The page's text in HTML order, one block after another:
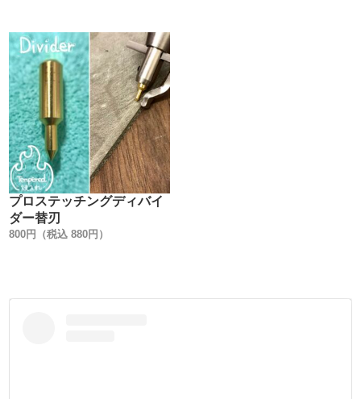
プロステッチングディバイ
ダー替刃
800円（税込 880円）